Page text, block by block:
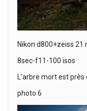
Nikon d800+zeiss 21
8sec-f11-100 isos
L’arbre mort est
photo 6